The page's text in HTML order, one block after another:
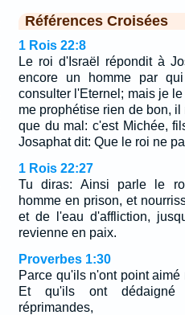
Références Croisées
1 Rois 22:8
Le roi d'Israël répondit à
encore un homme par
consulter l'Eternel; mais je
me prophétise rien de bon, il
que du mal: c'est Michée,
Josaphat dit: Que le roi ne
1 Rois 22:27
Tu diras: Ainsi parle le
homme en prison, et
et de l'eau d'affliction,
revienne en paix.
Proverbes 1:30
Parce qu'ils n'ont point aimé
Et qu'ils ont dédaigné
réprimandes,